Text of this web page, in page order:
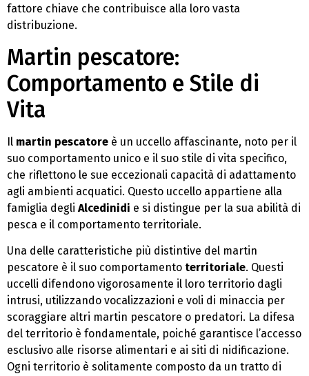
fattore chiave che contribuisce alla loro vasta
distribuzione.
Martin pescatore:
Comportamento e Stile di
Vita
Il martin pescatore è un uccello affascinante, noto per il
suo comportamento unico e il suo stile di vita specifico,
che riflettono le sue eccezionali capacità di adattamento
agli ambienti acquatici. Questo uccello appartiene alla
famiglia degli Alcedinidi e si distingue per la sua abilità di
pesca e il comportamento territoriale.
Una delle caratteristiche più distintive del martin
pescatore è il suo comportamento territoriale. Questi
uccelli difendono vigorosamente il loro territorio dagli
intrusi, utilizzando vocalizzazioni e voli di minaccia per
scoraggiare altri martin pescatore o predatori. La difesa
del territorio è fondamentale, poiché garantisce l’accesso
esclusivo alle risorse alimentari e ai siti di nidificazione.
Ogni territorio è solitamente composto da un tratto di